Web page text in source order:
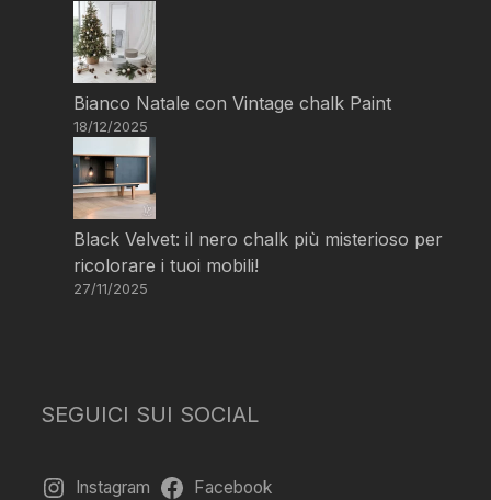
Bianco Natale con Vintage chalk Paint
18/12/2025
Black Velvet: il nero chalk più misterioso per
ricolorare i tuoi mobili!
27/11/2025
SEGUICI SUI SOCIAL
Instagram Facebook